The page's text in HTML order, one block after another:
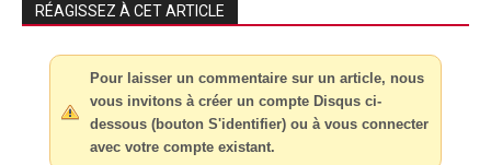
RÉAGISSEZ À CET ARTICLE
Pour laisser un commentaire sur un article, nous
vous invitons à créer un compte Disqus ci-
dessous (bouton S'identifier) ou à vous connecter
avec votre compte existant.